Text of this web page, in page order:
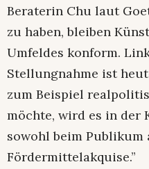
Beraterin Chu laut
zu haben, bleiben
Umfeldes konform.
Stellungnahme ist
zum Beispiel
möchte, wird es in der
sowohl beim Publikum
Fördermittelakquise.”